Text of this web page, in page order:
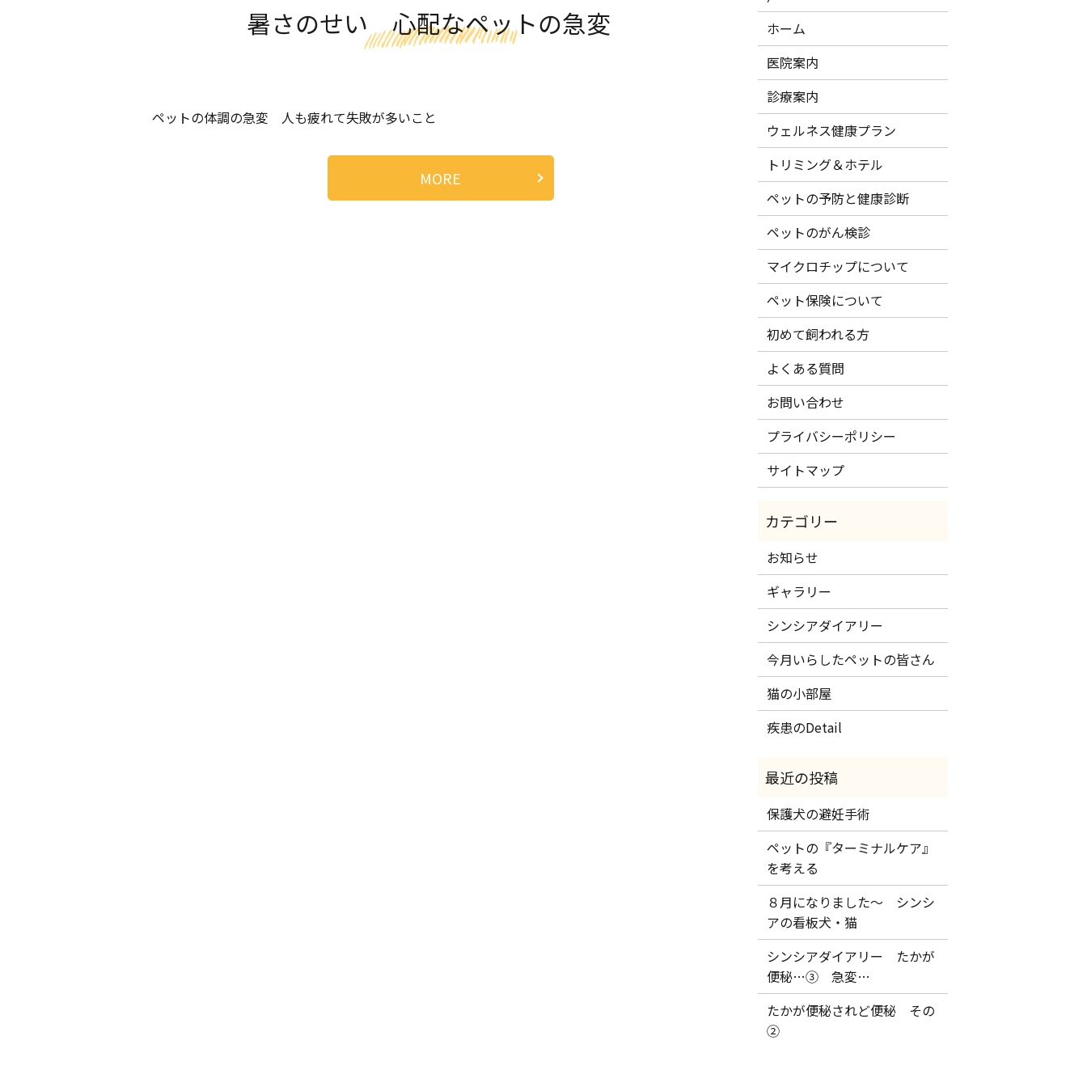
暑さのせい 心配なペットの急変
ペットの体調の急変 人も疲れて失敗が多いこと
MORE
ホーム
医院案内
診療案内
ウェルネス健康プラン
トリミング＆ホテル
ペットの予防と健康診断
ペットのがん検診
マイクロチップについて
ペット保険について
初めて飼われる方
よくある質問
お問い合わせ
プライバシーポリシー
サイトマップ
お知らせ
ギャラリー
シンシアダイアリー
今月いらしたペットの皆さん
猫の小部屋
疾患のDetail
保護犬の避妊手術
ペットの『ターミナルケア』
を考える
８月になりました～ シンシ
アの看板犬・猫
シンシアダイアリー たかが
便秘…③ 急変…
たかが便秘されど便秘 その
②